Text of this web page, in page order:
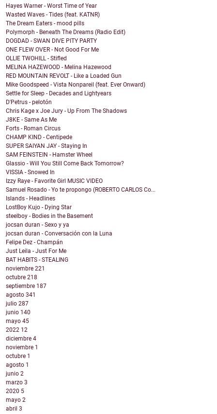
Hayes Warner - Worst Time of Year
Wasted Waves - Tides (feat. KATNR)
The Dream Eaters - mood pills
Polymorph - Beneath The Dreams (Radio Edit)
DOGDAD - SWAN DIVE PITY PARTY
ONE FLEW OVER - Not Good For Me
OLLIE TWOHILL - Stifled
MELINA HAZEWOOD - Melina Hazewood
RED MOUNTAIN REVOLT - Like a Loaded Gun
Mike Goodspeed - Vista Nonpareil (feat. Ever Onward)
Settle for Sleep - Decades and Lightyears
D'Petrus - pelotón
Chris Kage x Joe Jury - Up From The Shadows
J8KE - Same As Me
Forts - Roman Circus
CHAMP KIND - Centipede
SUPER SAIYAN JAY - Staying In
SAM FEINSTEIN - Hamster Wheel
Glassio - Will You Still Come Back Tomorrow?
VISSIA - Snowed In
Izzy Raye - Favorite Girl MUSIC VIDEO
Samuel Rosado - Yo te propongo (ROBERTO CARLOS Co...
Islands - Headlines
LostBoy Kujo - Dying Star
steelboy - Bodies in the Basement
jocsan duran - Sexo y ya
jocsan duran - Conversación con la Luna
Felipe Dez - Champán
Just Leila - Just For Me
BAT HABITS - STEALING
noviembre 221
octubre 218
septiembre 187
agosto 341
julio 287
junio 140
mayo 45
2022 12
diciembre 4
noviembre 1
octubre 1
agosto 1
junio 2
marzo 3
2020 5
mayo 2
abril 3